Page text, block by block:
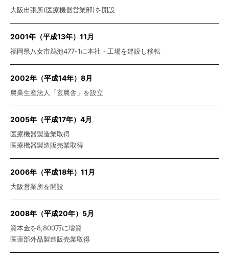
大阪出張所(医療機器営業部)を開設
2001年（平成13年）11月
福岡県八女市鵜池477-1に本社・工場を建設し移転
2002年（平成14年）8月
農業生産法人「玄農舎」を設立
2005年（平成17年）4月
医療機器製造業取得
医療機器製造販売業取得
2006年（平成18年）11月
大阪営業所を開設
2008年（平成20年）5月
資本金を8,800万に増資
医薬部外品製造販売業取得